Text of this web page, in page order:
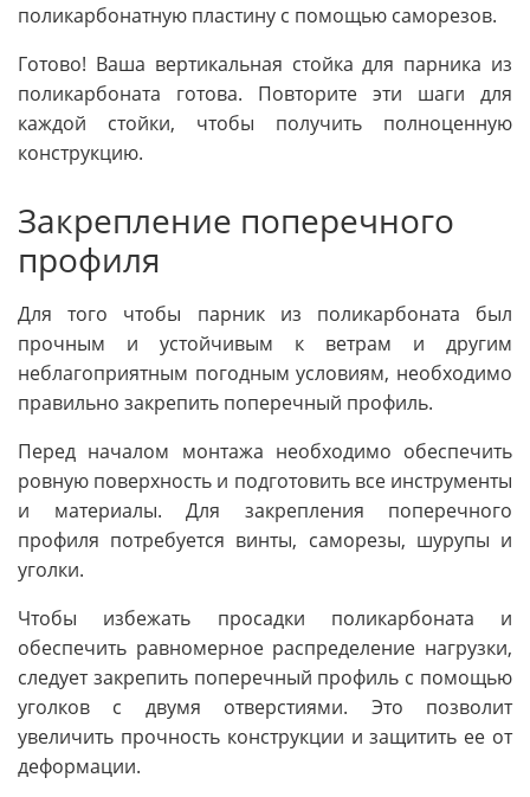
поликарбонатную пластину с помощью саморезов.
Готово! Ваша вертикальная стойка для парника из
поликарбоната готова. Повторите эти шаги для
каждой стойки, чтобы получить полноценную
конструкцию.
Закрепление поперечного
профиля
Для того чтобы парник из поликарбоната был
прочным и устойчивым к ветрам и другим
неблагоприятным погодным условиям, необходимо
правильно закрепить поперечный профиль.
Перед началом монтажа необходимо обеспечить
ровную поверхность и подготовить все инструменты
и материалы. Для закрепления поперечного
профиля потребуется винты, саморезы, шурупы и
уголки.
Чтобы избежать просадки поликарбоната и
обеспечить равномерное распределение нагрузки,
следует закрепить поперечный профиль с помощью
уголков с двумя отверстиями. Это позволит
увеличить прочность конструкции и защитить ее от
деформации.